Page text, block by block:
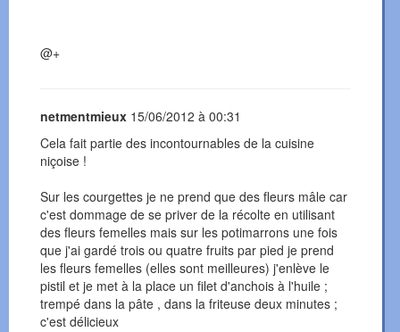
@+
netmentmieux 15/06/2012 à 00:31
Cela fait partie des incontournables de la cuisine
niçoise !
Sur les courgettes je ne prend que des fleurs mâle car
c'est dommage de se priver de la récolte en utilisant
des fleurs femelles mais sur les potimarrons une fois
que j'ai gardé trois ou quatre fruits par pied je prend
les fleurs femelles (elles sont meilleures) j'enlève le
pistil et je met à la place un filet d'anchois à l'huile ;
trempé dans la pâte , dans la friteuse deux minutes ;
c'est délicieux